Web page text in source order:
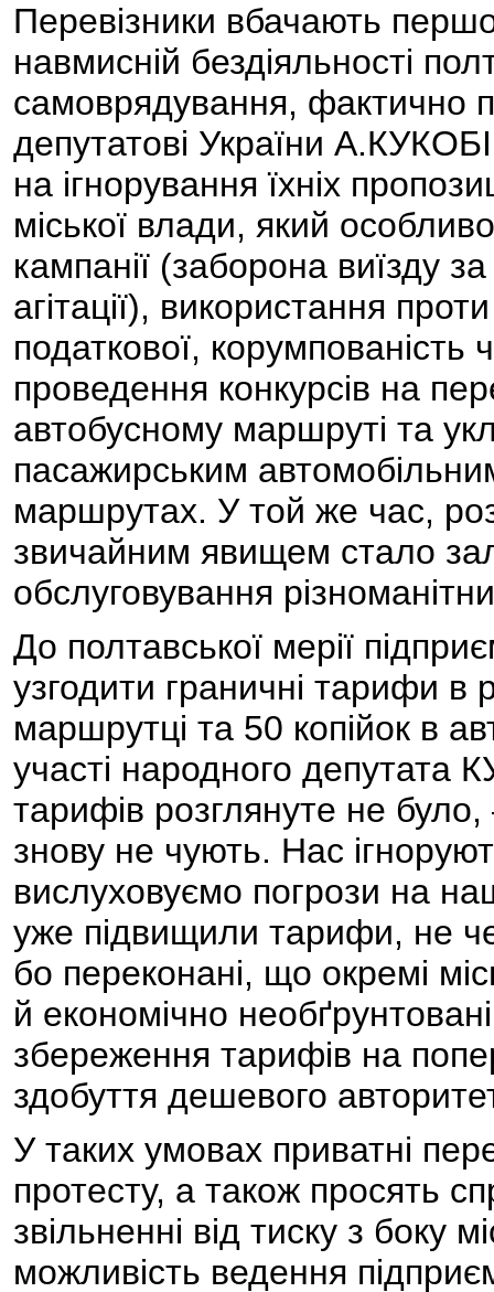
Перевізники вбачають
навмисній бездіяльності
самоврядування, фактично
депутатові України
на ігнорування їхніх
міської влади, який
кампанії (заборона виїзду
агітації), використання
податкової, корумпованість
проведення конкурсів на
автобусному маршруті та
пасажирським
маршрутах. У той же час,
звичайним явищем стало
обслуговування
До полтавської мерії
узгодити граничні тарифи в
маршрутці та 50 копійок в
участі народного
тарифів розглянуте не
знову не чують. Нас
вислуховуємо погрози на
уже підвищили тарифи, не
бо переконані, що окремі
й економічно
збереження тарифів на
здобуття дешевого
У таких умовах приватні
протесту, а також просять
звільненні від тиску з боку
можливість ведення